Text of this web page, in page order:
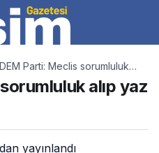
DEM Parti: Meclis sorumluluk
alıp yaz boyunca çalışmalıalıp yaz
yayınlandı